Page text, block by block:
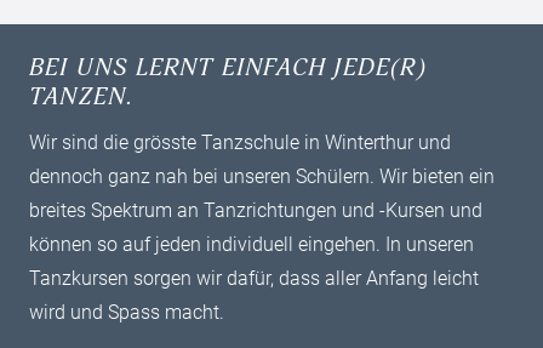
BEI UNS LERNT EINFACH JEDE(R)
TANZEN.
Wir sind die grösste Tanzschule in Winterthur und
dennoch ganz nah bei unseren Schülern. Wir bieten ein
breites ­Spektrum an Tanzrichtungen und -Kursen und
können so auf jeden individuell ­eingehen. In unseren
Tanzkursen sorgen wir dafür, dass aller Anfang leicht
wird und Spass macht.